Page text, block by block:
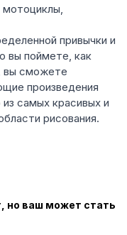
мотоциклы,
привычки и
вы поймете, как
вы сможете
произведения
самых красивых и
рисования.
но ваш может стать